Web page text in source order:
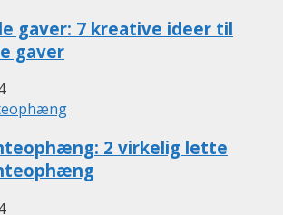
gaver: 7 kreative ideer til
gaver
2 virkelig lette